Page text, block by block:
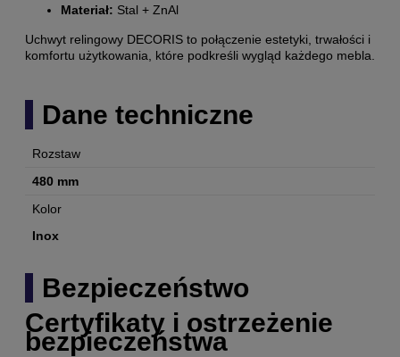
Materiał: Stal + ZnAl
Uchwyt relingowy DECORIS to połączenie estetyki, trwałości i
komfortu użytkowania, które podkreśli wygląd każdego mebla.
Dane techniczne
Rozstaw
480 mm
Kolor
Inox
Bezpieczeństwo
Certyfikaty i ostrzeżenie
bezpieczeństwa